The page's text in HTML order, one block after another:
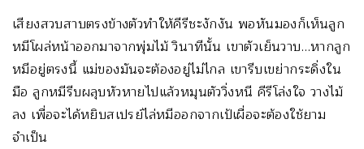
เสียงสวบสาบตรงข้างตัวทำให้คีรีชะงักงัน พอหันมองก็เห็นลูก
หมีโผล่หน้าออกมาจากพุ่มไม้ วินาทีนั้น เขาตัวเย็นวาบ…หากลูก
หมีอยู่ตรงนี้ แม่ของมันจะต้องอยู่ไม่ไกล เขารีบเขย่ากระดิ่งใน
มือ ลูกหมีรีบผลุบหัวหายไปแล้วหมุนตัววิ่งหนี คีรีโล่งใจ วางไม้
ลง เพื่อจะได้หยิบสเปรย์ไล่หมีออกจากเป้เผื่อจะต้องใช้ยาม
จำเป็น